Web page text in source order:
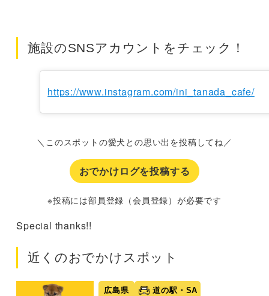
施設のSNSアカウントをチェック！
https://www.instagram.com/ini_tanada_cafe/
＼このスポットの愛犬との思い出を投稿してね／
おでかけログを投稿する
※投稿には部員登録（会員登録）が必要です
Special thanks!!
近くのおでかけスポット
広島県 道の駅・SA